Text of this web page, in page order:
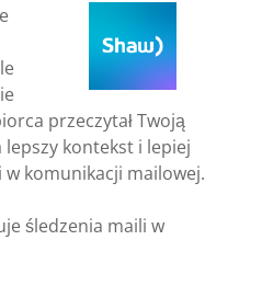
przeczytał Twoją
kontekst i lepiej
komunikacji mailowej.
śledzenia maili w